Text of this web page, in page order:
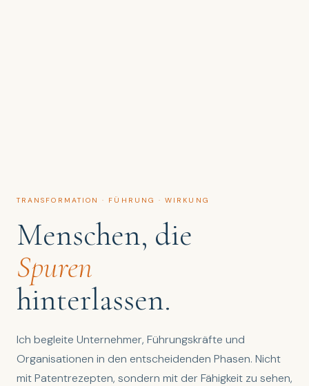
TRANSFORMATION · FÜHRUNG · WIRKUNG
Menschen, die
Spuren
hinterlassen.
Ich begleite Unternehmer, Führungskräfte und
Organisationen in den entscheidenden Phasen. Nicht
mit Patentrezepten, sondern mit der Fähigkeit zu sehen,